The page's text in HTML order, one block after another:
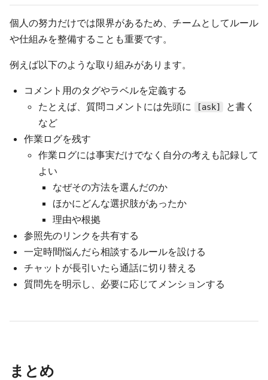
個人の努力だけでは限界があるため、チームとしてルール
や仕組みを整備することも重要です。
例えば以下のような取り組みがあります。
コメント用のタグやラベルを定義する
たとえば、質問コメントには先頭に
[ask]
と書く
など
作業ログを残す
作業ログには事実だけでなく自分の考えも記録して
よい
なぜその方法を選んだのか
ほかにどんな選択肢があったか
理由や根拠
参照先のリンクを共有する
一定時間悩んだら相談するルールを設ける
チャットが長引いたら通話に切り替える
質問先を明示し、必要に応じてメンションする
まとめ